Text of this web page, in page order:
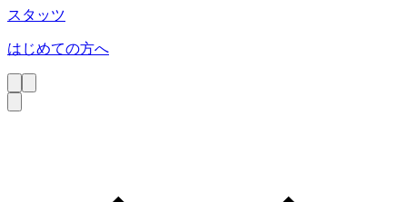
スタッツ
はじめての方へ